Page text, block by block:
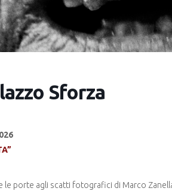
Sforza
le porte agli scatti fotografici di Marco